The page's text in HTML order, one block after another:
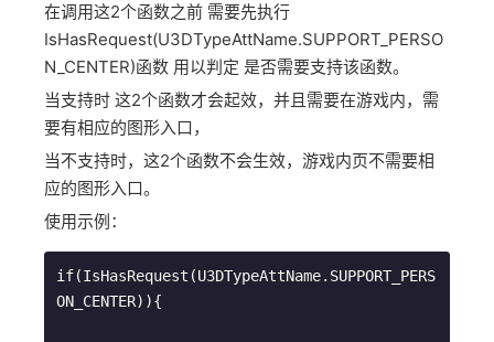
在调用这2个函数之前 需要先执行
IsHasRequest(U3DTypeAttName.SUPPORT_PERSO
N_CENTER)函数 用以判定 是否需要支持该函数。
当支持时 这2个函数才会起效，并且需要在游戏内，需
要有相应的图形入口，
当不支持时，这2个函数不会生效，游戏内页不需要相
应的图形入口。
使用示例：
if(IsHasRequest(U3DTypeAttName.SUPPORT_PERS
ON_CENTER)){